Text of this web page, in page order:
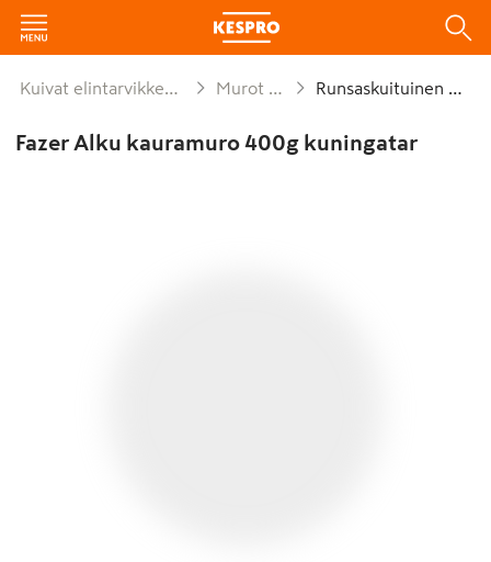
Kuivat elintarvikkeet ja säilykkeet Murot ja myslit Runsaskuituinen muro
Fazer Alku kauramuro 400g kuningatar